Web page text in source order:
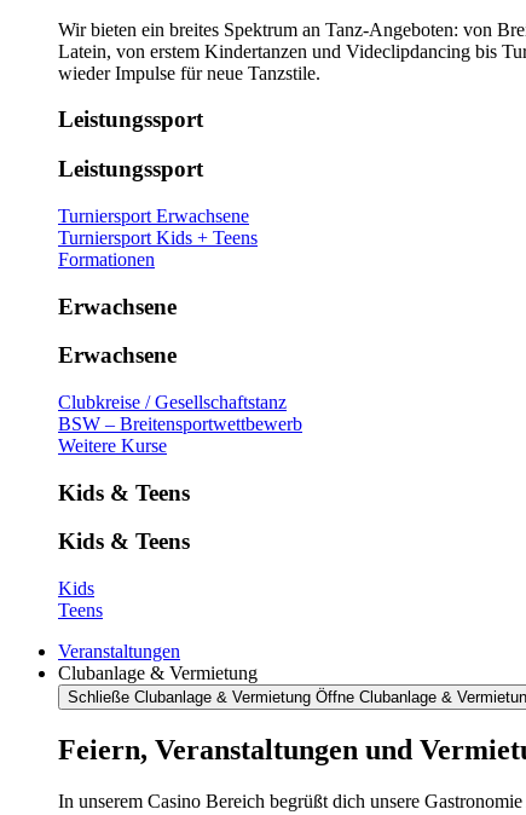
Wir bieten ein breites Spektrum an Tanz-Angeboten: von
Latein, von erstem Kindertanzen und Videclipdancing bis
wieder Impulse für neue Tanzstile.
Leistungssport
Leistungssport
Turniersport Erwachsene
Turniersport Kids + Teens
Formationen
Erwachsene
Erwachsene
Clubkreise / Gesellschaftstanz
BSW – Breitensportwettbewerb
Weitere Kurse
Kids & Teens
Kids & Teens
Kids
Teens
Veranstaltungen
Clubanlage & Vermietung
Schließe Clubanlage & Vermietung Öffne Clubanlage &
Feiern, Veranstaltungen und
In unserem Casino Bereich begrüßt dich unsere